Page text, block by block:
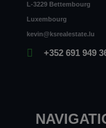
L-3229 Bettembourg
Luxembourg
kevin@ksrealestate.lu
+352 691 949